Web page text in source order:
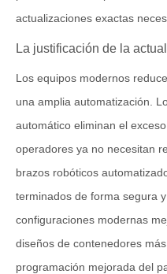
actualizaciones exactas
La justificación de la
Los equipos modernos
una amplia automatización.
automático eliminan el
operadores ya no necesitan
brazos robóticos
terminados de forma segura
configuraciones modernas
diseños de contenedores
programación mejorada del